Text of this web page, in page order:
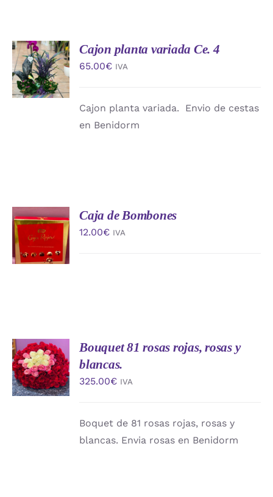
AÑADIR
AL
CARRITO
/
DETALLES
Cajon planta variada Ce. 4
65.00€ IVA
Cajon planta variada. Envio de cestas
en Benidorm
AÑADIR
AL
CARRITO
/
DETALLES
Caja de Bombones
12.00€ IVA
AÑADIR
AL
CARRITO
/
DETALLES
Bouquet 81 rosas rojas, rosas y
blancas.
325.00€ IVA
Boquet de 81 rosas rojas, rosas y
blancas. Envia rosas en Benidorm